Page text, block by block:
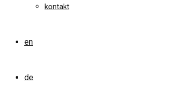
kontakt
en
de